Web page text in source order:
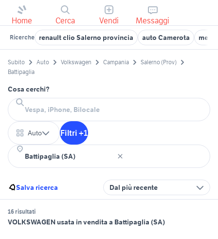
Home Cerca Vendi Messaggi
Ricerche renault clio Salerno provincia auto Camerota
Subito Auto Volkswagen Campania
Salerno (Prov)
Battipaglia
Cosa cerchi?
Auto Filtri +1
Salva ricerca Dal più recente
16 risultati
VOLKSWAGEN usata in vendita a Battipaglia (SA)